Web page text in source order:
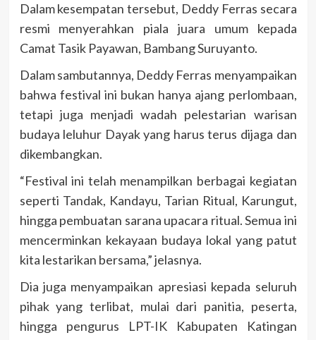
Dalam kesempatan tersebut, Deddy Ferras secara
resmi menyerahkan piala juara umum kepada
Camat Tasik Payawan, Bambang Suruyanto.
Dalam sambutannya, Deddy Ferras menyampaikan
bahwa festival ini bukan hanya ajang perlombaan,
tetapi juga menjadi wadah pelestarian warisan
budaya leluhur Dayak yang harus terus dijaga dan
dikembangkan.
“Festival ini telah menampilkan berbagai kegiatan
seperti Tandak, Kandayu, Tarian Ritual, Karungut,
hingga pembuatan sarana upacara ritual. Semua ini
mencerminkan kekayaan budaya lokal yang patut
kita lestarikan bersama,” jelasnya.
Dia juga menyampaikan apresiasi kepada seluruh
pihak yang terlibat, mulai dari panitia, peserta,
hingga pengurus LPT-IK Kabupaten Katingan